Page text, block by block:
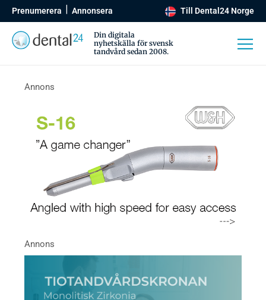
Prenumerera Annonsera Till Dental24 Norge
Din digitala
nyhetskälla för svensk
tandvård sedan 2008.